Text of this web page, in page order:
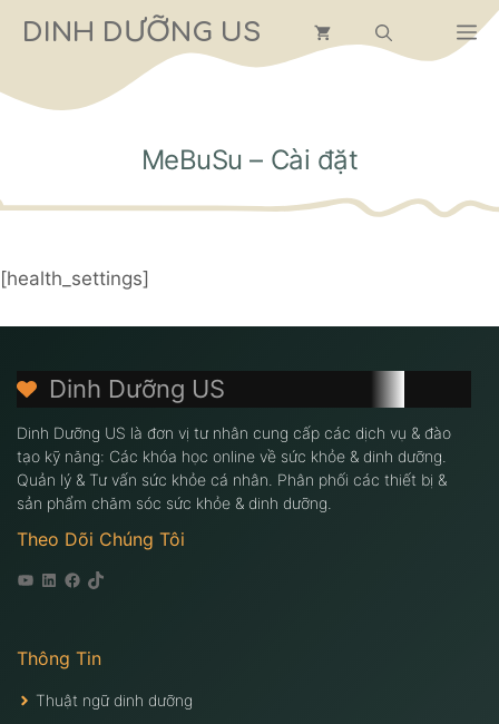
đến
dung
DINH DƯỠNG US
MeBuSu – Cài đặt
[health_settings]
Dinh Dưỡng US
Dinh Dưỡng US là đơn vị tư nhân cung cấp các dịch vụ & đào
tạo kỹ năng: Các khóa học online về sức khỏe & dinh dưỡng.
Quản lý & Tư vấn sức khỏe cá nhân. Phân phối các thiết bị &
sản phẩm chăm sóc sức khỏe & dinh dưỡng.
Theo Dõi Chúng Tôi
Youtube
Linkedin
Facebook
Tiktok
Thông Tin
Thuật ngữ dinh dưỡng